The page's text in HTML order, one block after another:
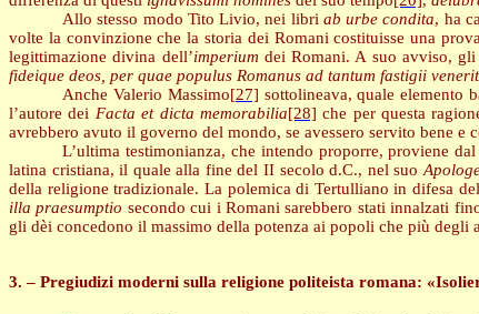
Allo stesso modo Tito Livio, nei libri ab urbe condita, ha
volte la convinzione che la storia dei Romani costituisse una
legittimazione divina dell’imperium dei Romani. A suo avviso,
fideique deos, per quae populus Romanus ad tantum fastigii venerit
Anche Valerio Massimo[27] sottolineava, quale elemento
l’autore dei Facta et dicta memorabilia[28] che per questa
avrebbero avuto il governo del mondo, se avessero servito bene e
L’ultima testimonianza, che intendo proporre, proviene
latina cristiana, il quale alla fine del II secolo d.C., nel suo
della religione tradizionale. La polemica di Tertulliano in difesa
illa praesumptio secondo cui i Romani sarebbero stati innalzati
gli dèi concedono il massimo della potenza ai popoli che più degli
3. – Pregiudizi moderni sulla religione politeista romana: